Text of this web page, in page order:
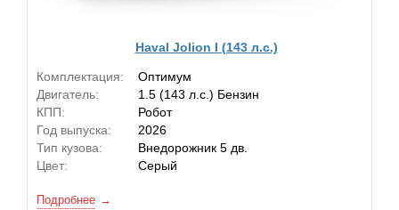
Haval Jolion I (143 л.с.)
Комплектация:
Оптимум
Двигатель:
1.5 (143 л.с.) Бензин
КПП:
Робот
Год выпуска:
2026
Тип кузова:
Внедорожник 5 дв.
Цвет:
Серый
Подробнее